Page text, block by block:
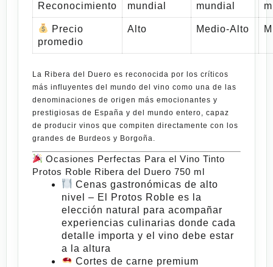
Reconocimiento
mundial
mundial
Precio
promedio
Alto Medio-Alto
La Ribera del Duero es reconocida por los críticos
más influyentes del mundo del vino como una de las
denominaciones de origen más emocionantes y
prestigiosas de España y del mundo entero, capaz
de producir vinos que compiten directamente con los
grandes de Burdeos y Borgoña.
Ocasiones Perfectas Para el Vino Tinto
Protos Roble Ribera del Duero 750 ml
Cenas gastronómicas de alto
nivel
– El Protos Roble es la
elección natural para acompañar
experiencias culinarias donde cada
detalle importa y el vino debe estar
a la altura
Cortes de carne premium